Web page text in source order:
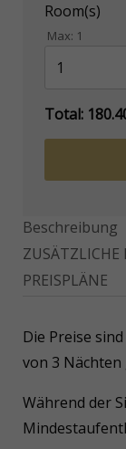
Beschreibung
PREISPLÄNE
Die Preise
von 3 Nächten
Während der
Room(s)
Max: 1
Total: